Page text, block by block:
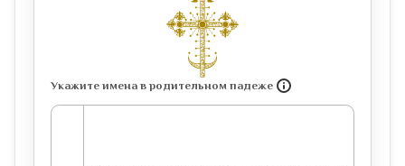
Укажите имена в родительном падеже